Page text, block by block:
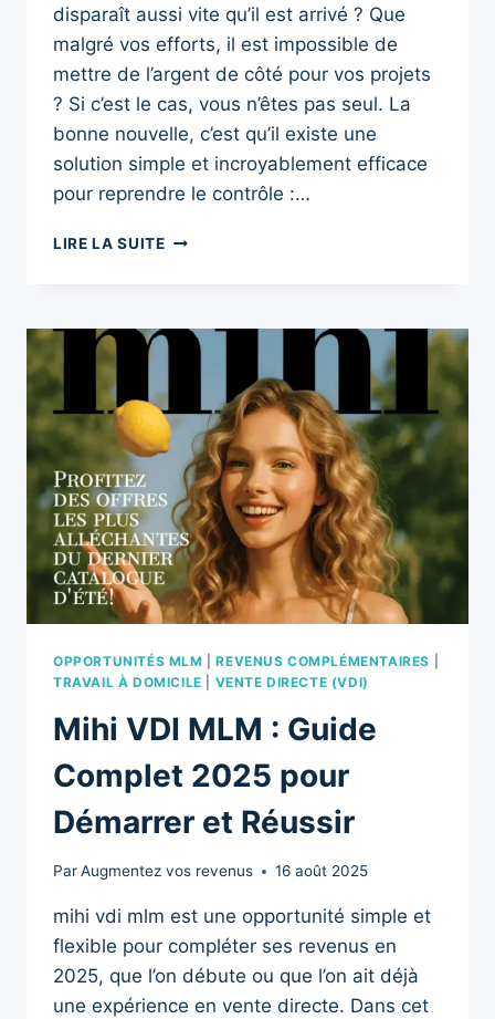
disparaît aussi vite qu’il est arrivé ? Que
malgré vos efforts, il est impossible de
mettre de l’argent de côté pour vos projets
? Si c’est le cas, vous n’êtes pas seul. La
bonne nouvelle, c’est qu’il existe une
solution simple et incroyablement efficace
pour reprendre le contrôle :…
LIRE LA SUITELA
LA
MÉTHODE
GÉRER
VOTRE
BUDGET
ET
FINANCER
VOS
PROJETS
OPPORTUNITÉS MLM |REVENUS COMPLÉMENTAIRES
TRAVAIL À DOMICILE
VENTE DIRECTE (VDI)
Mihi VDI MLM : Guide
Complet 2025 pour
Démarrer et Réussir
ParAugmentez vos revenus 16 août 2025
mihi vdi mlm est une opportunité simple et
flexible pour compléter ses revenus en
2025, que l’on débute ou que l’on ait déjà
une expérience en vente directe. Dans cet